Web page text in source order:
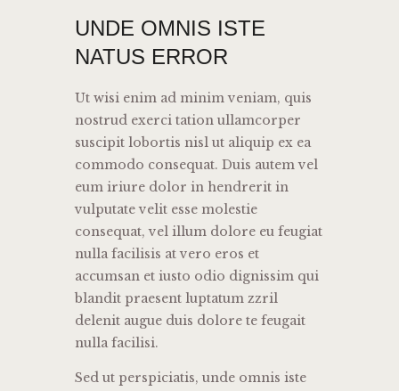
UNDE OMNIS ISTE
NATUS ERROR
Ut wisi enim ad minim veniam, quis
nostrud exerci tation ullamcorper
suscipit lobortis nisl ut aliquip ex ea
commodo consequat. Duis autem vel
eum iriure dolor in hendrerit in
vulputate velit esse molestie
consequat, vel illum dolore eu feugiat
nulla facilisis at vero eros et
accumsan et iusto odio dignissim qui
blandit praesent luptatum zzril
delenit augue duis dolore te feugait
nulla facilisi.
Sed ut perspiciatis, unde omnis iste